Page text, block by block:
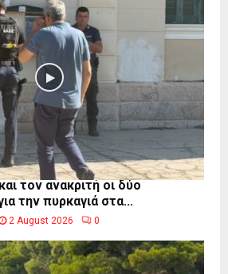
τον ανακριτή οι δύο
την πυρκαγιά στα...
2 August 2026 0